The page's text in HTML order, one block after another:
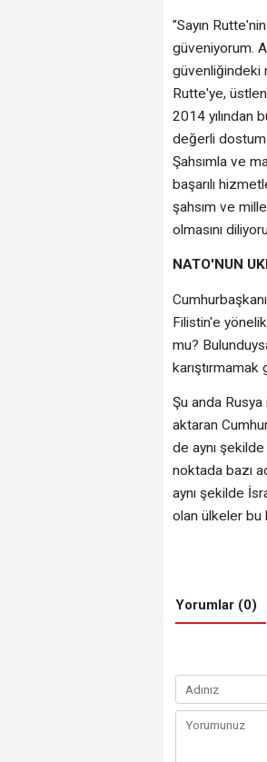
"Sayın
güveniyorum.
güvenliğindeki
Rutte'ye,
2014 yılından
değerli
Şahsımla ve
başarılı
şahsım ve
olmasını
NATO'NUN
Filistin'e
mu?
Şu anda Rusya
aktaran
de aynı
noktada bazı
aynı şekilde
olan ülkeler bu
Yorumlar (0)